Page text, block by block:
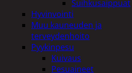
Suihkusaippuat
Hyvinvointi
Muu kauneuden ja
terveydenhoito
Pyykinpesu
Kuivaus
Pesuaineet